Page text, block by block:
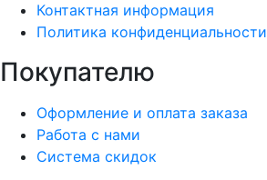
Контактная информация
Политика конфиденциальности
Покупателю
Оформление и оплата заказа
Работа с нами
Система скидок